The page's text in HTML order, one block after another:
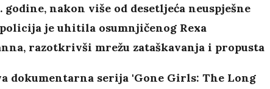
godine, nakon više od desetljeća neuspješne
je uhitila osumnjičenog Rexa
razotkrivši mrežu zataškavanja i propusta
dokumentarna serija 'Gone Girls: The Long